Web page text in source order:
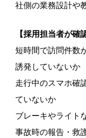
社側の業務設計や
【採用担当者が確
短時間で訪問件数
誘発していないか
走行中のスマホ確
ていないか
ブレーキやライト
事故時の報告・救